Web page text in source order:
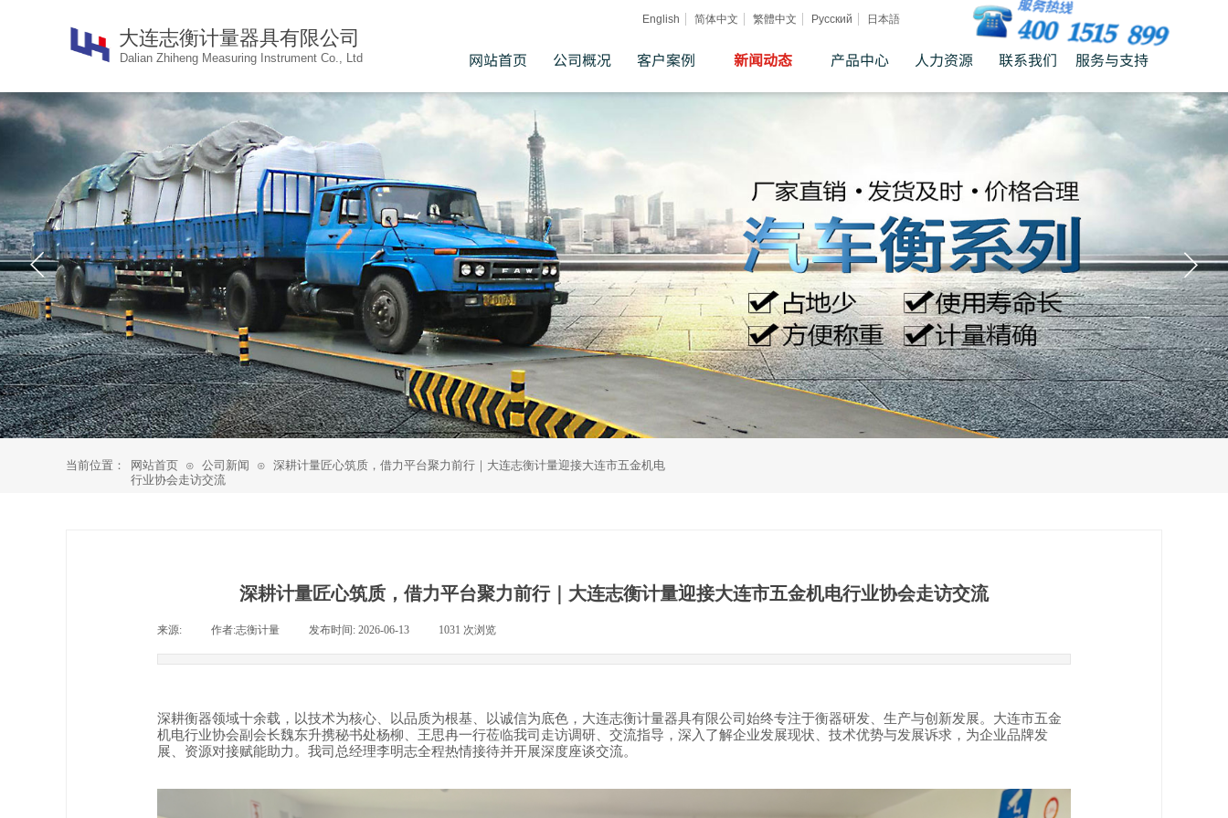
大连志衡计量器具有限公司
网站首页 公司概况 客户案例 新闻动态 产品中心 人力资源 联系我们 服务与支持
Dalian Zhiheng Measuring Instrument Co., Ltd
English 简体中文 繁體中文 Русский 日本語
网站首页 ⊙ 公司新闻 ⊙
深耕计量匠心筑质，借力平台聚力前行｜大连志衡计量迎接大连市五金机电
行业协会走访交流
当前位置：
深耕计量匠心筑质，借力平台聚力前行｜大连志衡计量迎接大连市五金机电行业协会走访交流
来源: 作者:志衡计量 发布时间: 2026-06-13 1031 次浏览
深耕衡器领域十余载，以技术为核心、以品质为根基、以诚信为底色，大连志衡计量器具有限公司始终专注于衡器研发、生产与创新发展。 大连市五金
机电行业协会副会长魏东升携秘书处杨柳、王思冉一行莅临我司走访调研、交流指导，深入了解企业发展现状、技术优势与发展诉求，为企业品牌发
展、资源对接赋能助力。我司总经理李明志全程热情接待并开展深度座谈交流。